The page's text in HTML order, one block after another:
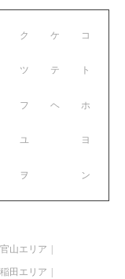
ク ケ コ
ツ テ ト
フ ヘ ホ
ユ ヨ
ヲ ン
山エリア
田エリア